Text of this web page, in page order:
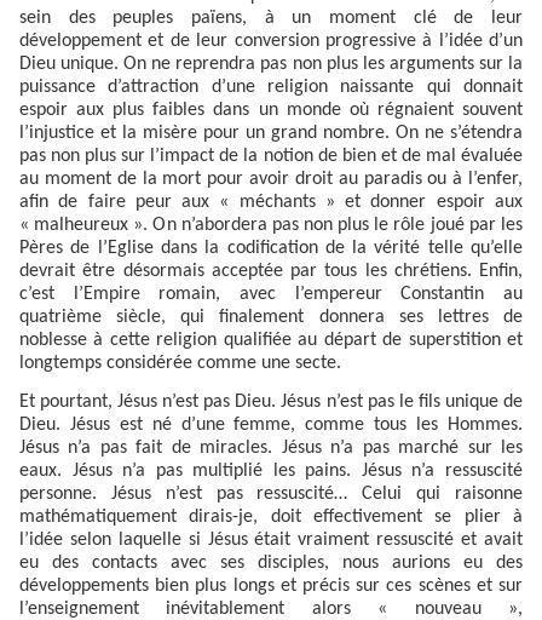
sein des peuples païens, à un moment clé de leur
développement et de leur conversion progressive à l’idée d’un
Dieu unique. On ne reprendra pas non plus les arguments sur la
puissance d’attraction d’une religion naissante qui donnait
espoir aux plus faibles dans un monde où régnaient souvent
l’injustice et la misère pour un grand nombre. On ne s’étendra
pas non plus sur l’impact de la notion de bien et de mal évaluée
au moment de la mort pour avoir droit au paradis ou à l’enfer,
afin de faire peur aux « méchants » et donner espoir aux
« malheureux ». On n’abordera pas non plus le rôle joué par les
Pères de l’Eglise dans la codification de la vérité telle qu’elle
devrait être désormais acceptée par tous les chrétiens. Enfin,
c’est l’Empire romain, avec l’empereur Constantin au
quatrième siècle, qui finalement donnera ses lettres de
noblesse à cette religion qualifiée au départ de superstition et
longtemps considérée comme une secte.
Et pourtant, Jésus n’est pas Dieu. Jésus n’est pas le fils unique de
Dieu. Jésus est né d’une femme, comme tous les Hommes.
Jésus n’a pas fait de miracles. Jésus n’a pas marché sur les
eaux. Jésus n’a pas multiplié les pains. Jésus n’a ressuscité
personne. Jésus n’est pas ressuscité… Celui qui raisonne
mathématiquement dirais-je, doit effectivement se plier à
l’idée selon laquelle si Jésus était vraiment ressuscité et avait
eu des contacts avec ses disciples, nous aurions eu des
développements bien plus longs et précis sur ces scènes et sur
l’enseignement inévitablement alors « nouveau »,